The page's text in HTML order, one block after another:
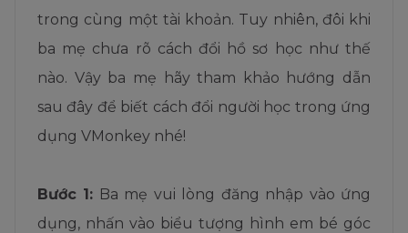
trong cùng một tài khoản. Tuy nhiên, đôi khi
ba mẹ chưa rõ cách đổi hồ sơ học như thế
nào. Vậy ba mẹ hãy tham khảo hướng dẫn
sau đây để biết cách đổi người học trong ứng
dụng VMonkey nhé!
Bước 1: Ba mẹ vui lòng đăng nhập vào ứng
dụng, nhấn vào biểu tượng hình em bé góc